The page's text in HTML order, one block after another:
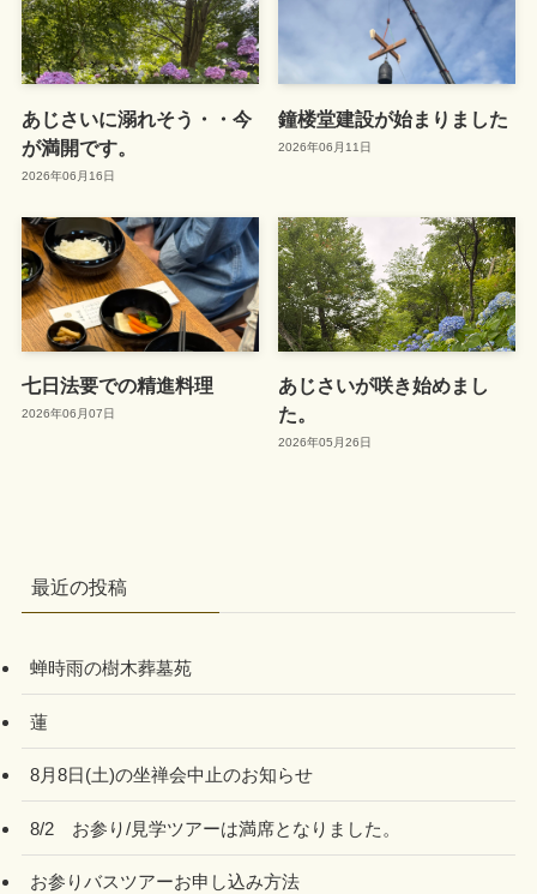
あじさいに溺れそう・・今
が満開です。
2026年06月16日
鐘楼堂建設が始まりました
2026年06月11日
七日法要での精進料理
2026年06月07日
あじさいが咲き始めまし
た。
2026年05月26日
最近の投稿
蝉時雨の樹木葬墓苑
蓮
8月8日(土)の坐禅会中止のお知らせ
8/2 お参り/見学ツアーは満席となりました。
お参りバスツアーお申し込み方法